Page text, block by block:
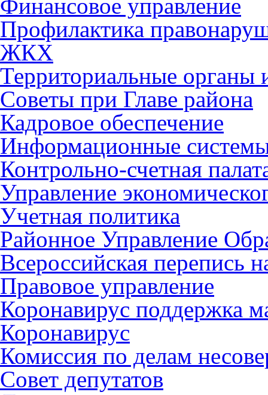
Финансовое управление
Профилактика
ЖКХ
Территориальные органы
Советы при Главе района
Кадровое обеспечение
Информационные
Контрольно-счетная
Управление
Учетная политика
Районное Управление
Всероссийская перепись
Правовое управление
Коронавирус поддержка
Коронавирус
Комиссия по делам
Совет депутатов